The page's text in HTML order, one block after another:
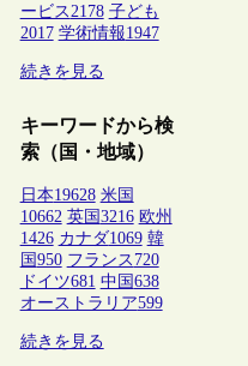
ービス 2178 子ども
2017 学術情報1947
続きを見る
キーワードから検
索（国・地域）
日本19628 米国
10662 英国 3216 欧州
1426 カナダ1069 韓
国 950 フランス 720
ドイツ681 中国 638
オーストラリア599
続きを見る